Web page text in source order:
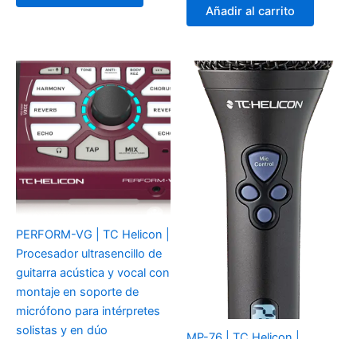
Añadir al carrito
PERFORM-VG | TC Helicon |
Procesador ultrasencillo de
guitarra acústica y vocal con
montaje en soporte de
micrófono para intérpretes
solistas y en dúo